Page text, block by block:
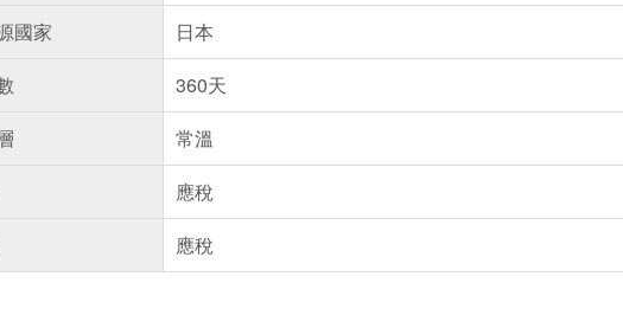
國家
日本
360天
常溫
應稅
應稅